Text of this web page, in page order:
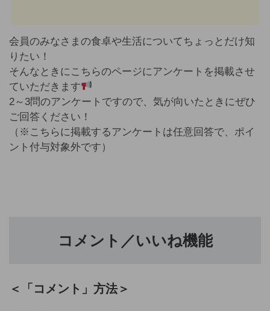
会員のみなさまの食卓や生活についてちょっとだけ知
りたい！
そんなときにこちらのページにアンケートを掲載させ
ていただきます
2～3問のアンケートですので、気が向いたときにぜひ
ご回答ください！
（※こちらに掲載するアンケートは任意回答で、ポイ
ント付与対象外です）
コメント／いいね機能
＜「コメント」方法＞